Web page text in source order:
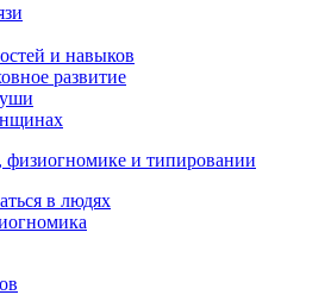
и навыков
развитие
физиогномике и типировании
в людях